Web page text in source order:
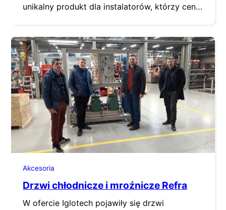
unikalny produkt dla instalatorów, którzy cenią
awarię, usterki i błędy urządzeń. DR Smart jest
coraz bardziej popularnym narzędziem wśród
instalatorów w całej Europie. W łatwy i szybki
sposób umożliwia odczyt…
Akcesoria
Drzwi chłodnicze i mroźnicze Refra
W ofercie Iglotech pojawiły się drzwi